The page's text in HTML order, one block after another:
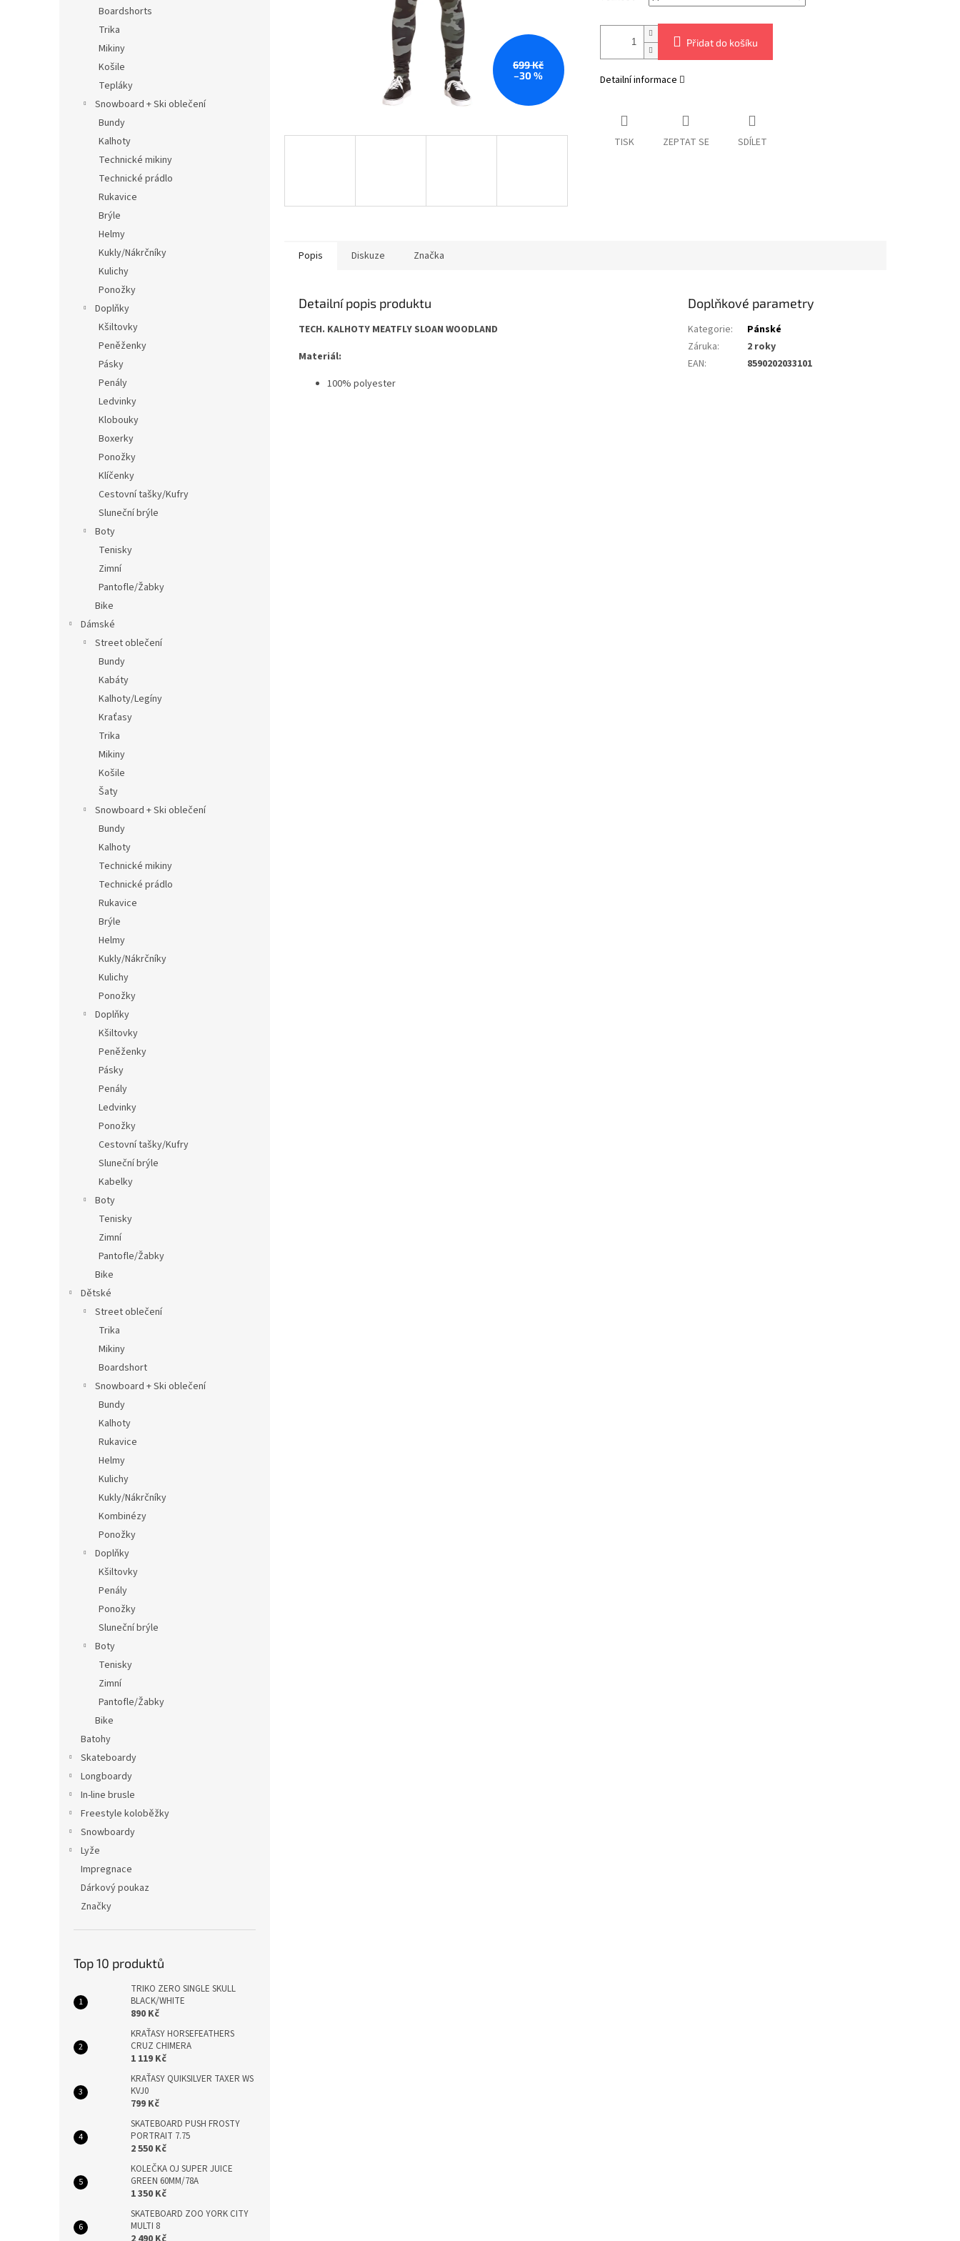
Boardshorts
Trika
Mikiny
Košile
Tepláky
Snowboard + Ski oblečení
Bundy
Kalhoty
Technické mikiny
Technické prádlo
Rukavice
Brýle
Helmy
Kukly/Nákrčníky
Kulichy
Ponožky
Doplňky
Kšiltovky
Peněženky
Pásky
Penály
Ledvinky
Klobouky
Boxerky
Ponožky
Klíčenky
Cestovní tašky/Kufry
Sluneční brýle
Boty
Tenisky
Zimní
Pantofle/Žabky
Bike
Dámské
Street oblečení
Bundy
Kabáty
Kalhoty/Legíny
Kraťasy
Trika
Mikiny
Košile
Šaty
Snowboard + Ski oblečení
Bundy
Kalhoty
Technické mikiny
Technické prádlo
Rukavice
Brýle
Helmy
Kukly/Nákrčníky
Kulichy
Ponožky
Doplňky
Kšiltovky
Peněženky
Pásky
Penály
Ledvinky
Ponožky
Cestovní tašky/Kufry
Sluneční brýle
Kabelky
Boty
Tenisky
Zimní
Pantofle/Žabky
Bike
Dětské
Street oblečení
Trika
Mikiny
Boardshort
Snowboard + Ski oblečení
Bundy
Kalhoty
Rukavice
Helmy
Kulichy
Kukly/Nákrčníky
Kombinézy
Ponožky
Doplňky
Kšiltovky
Penály
Ponožky
Sluneční brýle
Boty
Tenisky
Zimní
Pantofle/Žabky
Bike
Batohy
Skateboardy
Longboardy
In-line brusle
Freestyle koloběžky
Snowboardy
Lyže
Impregnace
Dárkový poukaz
Značky
Top 10 produktů
TRIKO ZERO SINGLE SKULL
BLACK/WHITE
890 Kč
KRAŤASY HORSEFEATHERS
CRUZ CHIMERA
1 119 Kč
KRAŤASY QUIKSILVER TAXER WS
KVJ0
799 Kč
SKATEBOARD PUSH FROSTY
PORTRAIT 7.75
2 550 Kč
KOLEČKA OJ SUPER JUICE
GREEN 60MM/78A
1 350 Kč
SKATEBOARD ZOO YORK CITY
MULTI 8
699 Kč
–30 %
Přidat do košíku
Detailní informace
TISK ZEPTAT SE SDÍLET
Popis Diskuze Značka
Detailní popis produktu
TECH. KALHOTY MEATFLY SLOAN WOODLAND
Materiál:
100% polyester
Doplňkové parametry
Kategorie:
Pánské
Záruka:
2 roky
EAN: 8590202033101